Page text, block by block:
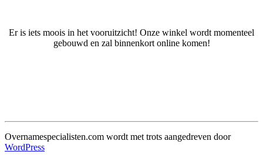
Er is iets moois in het vooruitzicht! Onze winkel wordt momenteel
gebouwd en zal binnenkort online komen!
Overnamespecialisten.com wordt met trots aangedreven door
WordPress